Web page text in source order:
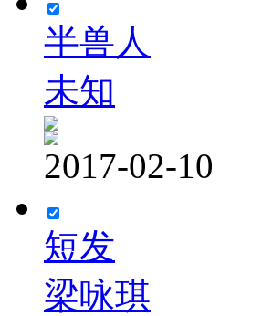
半兽人
未知
2017-02-10
短发
梁咏琪